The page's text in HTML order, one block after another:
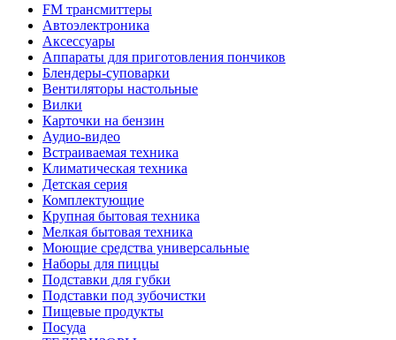
FM трансмиттеры
Автоэлектроника
Аксессуары
Аппараты для приготовления пончиков
Блендеры-суповарки
Вентиляторы настольные
Вилки
Карточки на бензин
Аудио-видео
Встраиваемая техника
Климатическая техника
Детская серия
Комплектующие
Крупная бытовая техника
Мелкая бытовая техника
Моющие средства универсальные
Наборы для пиццы
Подставки для губки
Подставки под зубочистки
Пищевые продукты
Посуда